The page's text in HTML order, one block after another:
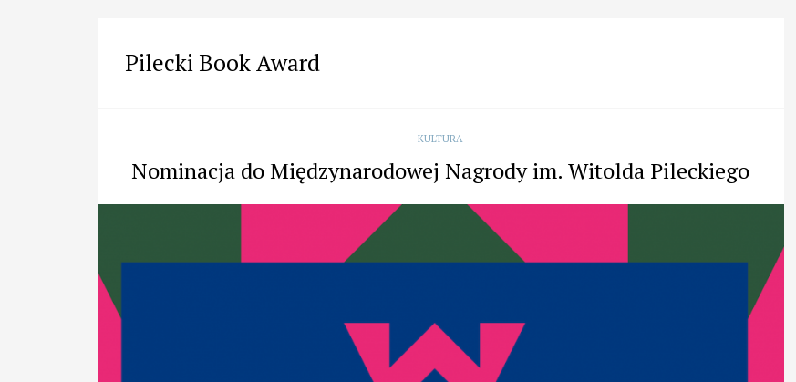
Pilecki Book Award
KULTURA
Nominacja do Międzynarodowej Nagrody im. Witolda Pileckiego